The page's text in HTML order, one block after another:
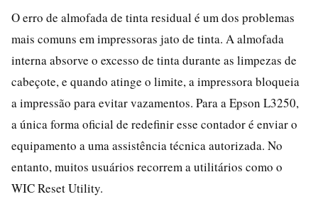
O erro de almofada de tinta residual é um dos problemas
mais comuns em impressoras jato de tinta. A almofada
interna absorve o excesso de tinta durante as limpezas de
cabeçote, e quando atinge o limite, a impressora bloqueia
a impressão para evitar vazamentos. Para a Epson L3250,
a única forma oficial de redefinir esse contador é enviar o
equipamento a uma assistência técnica autorizada. No
entanto, muitos usuários recorrem a utilitários como o
WIC Reset Utility.